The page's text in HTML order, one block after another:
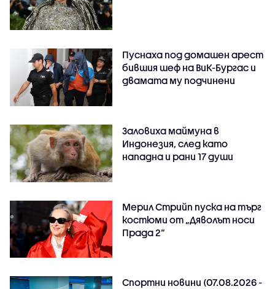
Пуснаха под домашен арест
бившия шеф на ВиК-Бургас и
двамата му подчинени
Заловиха маймуна в
Индонезия, след като
нападна и рани 17 души
Мерил Стрийп пуска на търг
костюми от „Дяволът носи
Прада 2“
Спортни новини (07.08.2026 -